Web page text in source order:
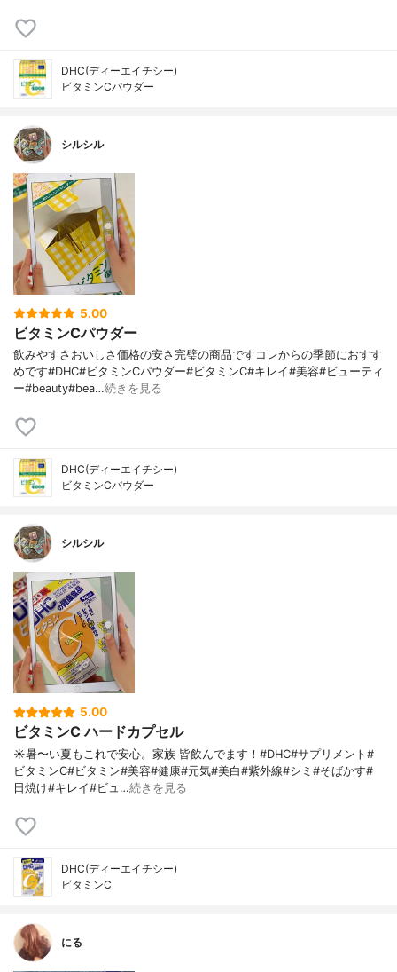
DHC(ディーエイチシー)
ビタミンCパウダー
シルシル
5.00
ビタミンCパウダー
飲みやすさおいしさ価格の安さ完璧の商品ですコレからの季節におすす
めです#DHC#ビタミンCパウダー#ビタミンC#キレイ#美容#ビューティ
ー#beauty#bea…続きを見る
DHC(ディーエイチシー)
ビタミンCパウダー
シルシル
5.00
ビタミンC ハードカプセル
☀️暑〜い夏もこれで安心。家族 皆飲んでます！#DHC#サプリメント#
ビタミンC#ビタミン#美容#健康#元気#美白#紫外線#シミ#そばかす#
日焼け#キレイ#ビュ…続きを見る
DHC(ディーエイチシー)
ビタミンC
にる